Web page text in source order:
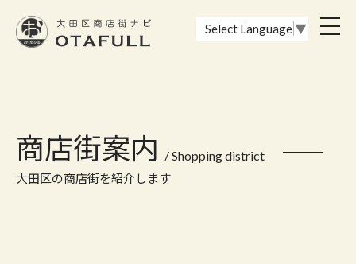
Select Language ▼
商店街案内 / Shopping district
大田区の商店街を紹介します